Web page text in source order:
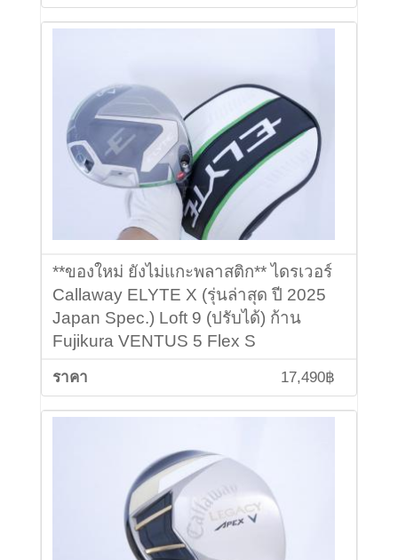
**ของใหม่ ยังไม่แกะพลาสติก** ไดรเวอร์
Callaway ELYTE X (รุ่นล่าสุด ปี 2025
Japan Spec.) Loft 9 (ปรับได้) ก้าน
Fujikura VENTUS 5 Flex S
17,490฿